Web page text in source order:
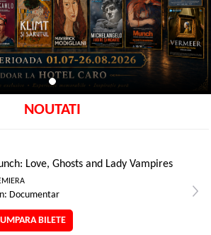
NOUTATI
Love, Ghosts and Lady Vampires
Documentar
BILETE